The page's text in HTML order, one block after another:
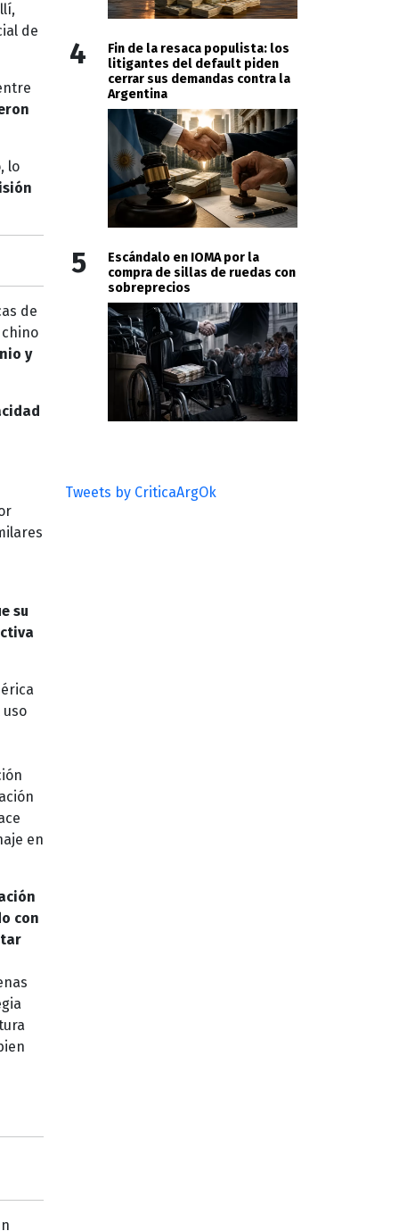
de
lo
de
y
su
en
con
4
Fin de la resaca populista: los
litigantes del default piden
cerrar sus demandas contra la
Argentina
5
Escándalo en IOMA por la
compra de sillas de ruedas con
sobreprecios
Tweets by CriticaArgOk